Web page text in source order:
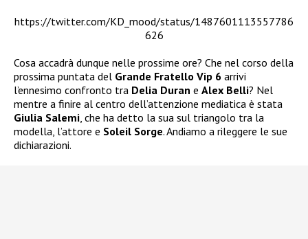
https://twitter.com/KD_mood/status/1487601113557786
626
Cosa accadrà dunque nelle prossime ore? Che nel corso della
prossima puntata del Grande Fratello Vip 6 arrivi
l’ennesimo confronto tra Delia Duran e Alex Belli? Nel
mentre a finire al centro dell’attenzione mediatica è stata
Giulia Salemi, che ha detto la sua sul triangolo tra la
modella, l’attore e Soleil Sorge. Andiamo a rileggere le sue
dichiarazioni.